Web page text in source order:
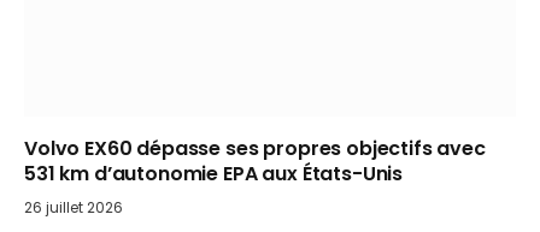
Volvo EX60 dépasse ses propres objectifs avec
531 km d’autonomie EPA aux États-Unis
26 juillet 2026